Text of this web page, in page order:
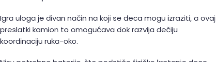
Igra uloga je divan način na koji se deca mogu izraziti, a ovaj
preslatki kamion to omogućava dok razvija dečiju
koordinaciju ruka-oko.